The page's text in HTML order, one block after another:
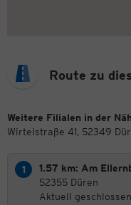
Route zu
Weitere Filialen in der
Wirtelstraße 41, 52349
1.57 km: Am
52355 Düren
Aktuell geschlossen